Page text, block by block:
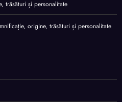
trăsături și personalitate
origine, trăsături și personalitate